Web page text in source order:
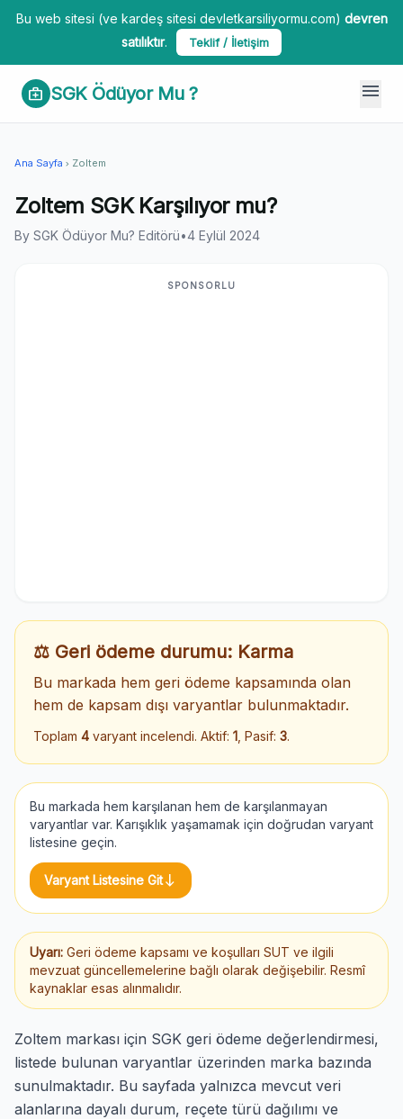
Bu web sitesi (ve kardeş sitesi devletkarsiliyormu.com) devren
satılıktır. Teklif / İletişim
medical_services SGK Ödüyor Mu ? menu
Ana Sayfa chevron_right Zoltem
Zoltem SGK Karşılıyor mu?
By SGK Ödüyor Mu? Editörü•4 Eylül 2024
SPONSORLU
⚖️ Geri ödeme durumu: Karma
Bu markada hem geri ödeme kapsamında olan
hem de kapsam dışı varyantlar bulunmaktadır.
Toplam 4 varyant incelendi. Aktif: 1 , Pasif: 3.
Bu markada hem karşılanan hem de karşılanmayan
varyantlar var. Karışıklık yaşamamak için doğrudan varyant
listesine geçin.
Varyant Listesine Gitsouth
Uyarı: Geri ödeme kapsamı ve koşulları SUT ve ilgili
mevzuat güncellemelerine bağlı olarak değişebilir. Resmî
kaynaklar esas alınmalıdır.
Zoltem markası için SGK geri ödeme değerlendirmesi,
listede bulunan varyantlar üzerinden marka bazında
sunulmaktadır. Bu sayfada yalnızca mevcut veri
alanlarına dayalı durum, reçete türü dağılımı ve